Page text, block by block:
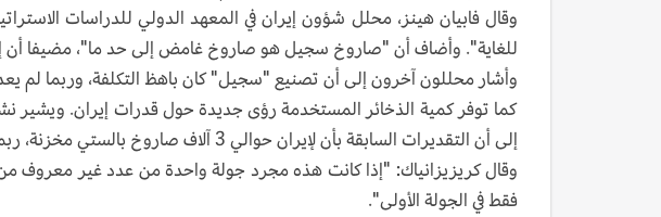
للغاية". وأضاف أن "صاروخ سجيل هو صاروخ غامض إلى حد ما"، مضيفا أن
وأشار محللون آخرون إلى أن تصنيع "سجيل" كان باهظ التكلفة، وربما لم يعد
إلى أن التقديرات السابقة بأن لإيران حوالي 3 آلاف صاروخ بالستي مخزنة، ربما تكون دقيقة، وقد تكون حتى أقل.
وقال كريزيزانياك: "إذا كانت هذه مجرد جولة واحدة من عدد غير معروف من
فقط في الجولة الأولى".